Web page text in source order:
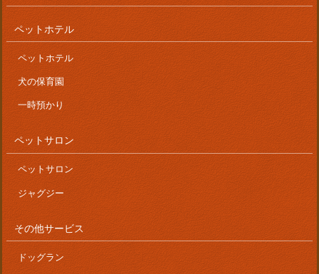
ペットホテル
ペットホテル
犬の保育園
一時預かり
ペットサロン
ペットサロン
ジャグジー
その他サービス
ドッグラン